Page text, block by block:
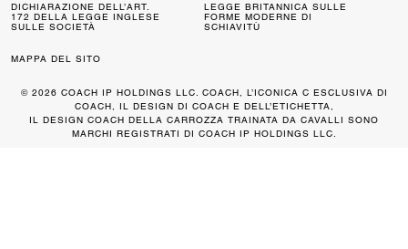
DICHIARAZIONE DELL’ART.
172 DELLA LEGGE INGLESE
SULLE SOCIETÀ
LEGGE BRITANNICA SULLE
FORME MODERNE DI
SCHIAVITÙ
MAPPA DEL SITO
© 2026 COACH IP HOLDINGS LLC. COACH, L’ICONICA C ESCLUSIVA DI
COACH, IL DESIGN DI COACH E DELL’ETICHETTA,
IL DESIGN COACH DELLA CARROZZA TRAINATA DA CAVALLI SONO
MARCHI REGISTRATI DI COACH IP HOLDINGS LLC.